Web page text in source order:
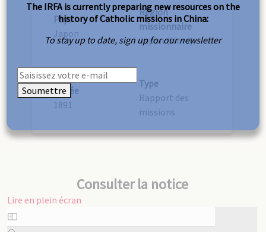
Pays
Japon
Région
missionnaire
Japon (Nord)
Année
1891
Type
Rapport des
missions
Consulter la notice
Lire en plein écran
Aller
au
The IRFA is currently preparing new resources on the
history of Catholic missions in China:
To stay up to date, sign up for our newsletter
Soumettre